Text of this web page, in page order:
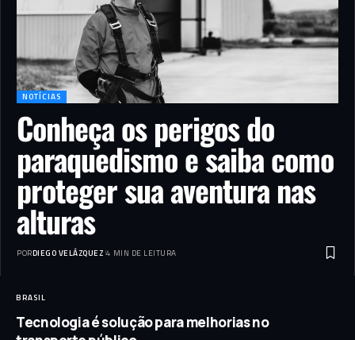
NOTÍCIAS
Conheça os perigos do
paraquedismo e saiba como
proteger sua aventura nas
alturas
PORDIEGO VELÁZQUEZ 4 MIN DE LEITURA
BRASIL
Tecnologia é solução para melhorias no